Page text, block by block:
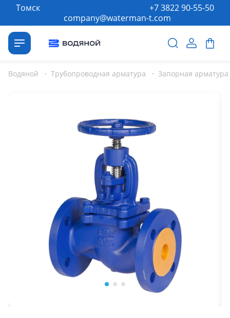
Томск
company@waterman-t.com
+7 3822 90-55-50
Водяной · Трубопроводная арматура · Запорная арматура